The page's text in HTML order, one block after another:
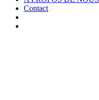
Contact